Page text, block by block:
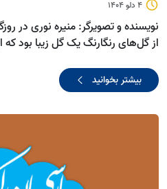
4 دلو 1404
نویسنده و تصویرگر: منیره نوری در
از گل‌های رنگارنگ یک گل زیبا بود
بیشتر بخوانید